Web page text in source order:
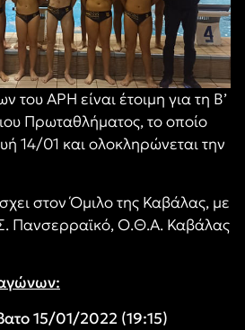
ΑΡΗ είναι έτοιμη για τη Β’
Πρωταθλήματος, το οποίο
14/01 και ολοκληρώνεται την
στον Όμιλο της Καβάλας, με
Πανσερραϊκό, Ο.Θ.Α. Καβάλας
15/01/2022 (19:15)